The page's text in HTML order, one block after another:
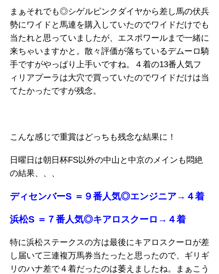
まぁそれでも◎シゲルピンクダイヤから差し馬の伏兵
勢にワイドと馬連を購入していたのでワイドだけでも
当たれと思っていましたが、エスポワールまで一緒に
来ちゃいますかと。散々評価が落ちているデムーロ騎
手ですがやっぱり上手いですね。４着の13番人気フ
ィリアプーラは大穴で買っていたのでワイドだけは当
てたかったですが残念。
こんな感じで重賞はどっちも残念な結果に！
日曜日は朝日杯FS以外の中山と中京のメインも悶絶
の結果、、、
ディセンバーS ＝９番人気◎エンジニア→４着
浜松S ＝７番人気◎キアロスクーロ→４着
特に浜松ステークスの方は最後にキアロスクーロが差
し届いて三連複万馬券当たったと思ったので、ギリギ
リのハナ差で４着だったのは萎えましたね。まぁこう